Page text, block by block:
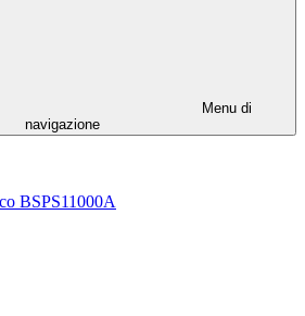
Menu di
navigazione
BSPS11000A